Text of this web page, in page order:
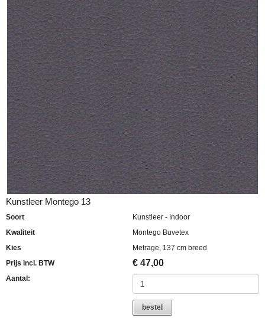
Kunstleer Montego 13
Soort
Kunstleer - Indoor
Kwaliteit
Montego Buvetex
Kies
Metrage, 137 cm breed
Prijs incl. BTW
€ 47,00
Aantal:
bestel